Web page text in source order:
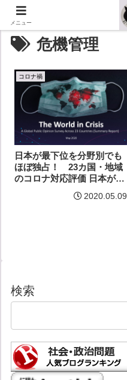
危機管理
コロナ禍
日本が最下位を分野別でも
ほぼ独占！ 23カ国・地域
のコロナ対応評価 日本が最
2020.05.09
検索
メニュー